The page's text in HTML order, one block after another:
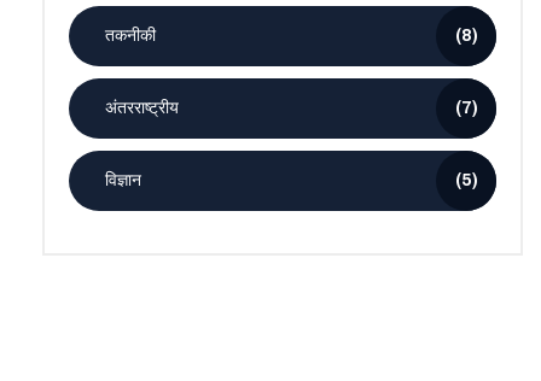
तकनीकी (8)
अंतरराष्ट्रीय (7)
विज्ञान (5)